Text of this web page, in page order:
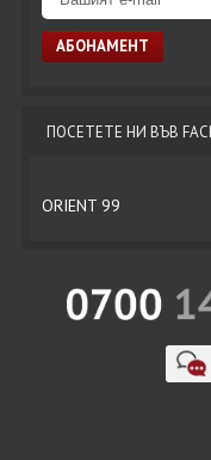
ПОСЕТЕТЕ НИ ВЪВ
ORIENT 99